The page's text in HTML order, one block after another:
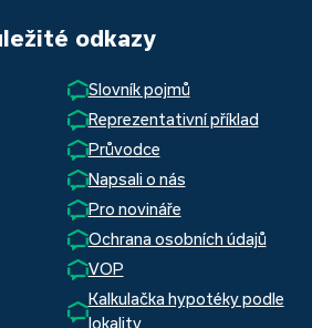
odkazy
Slovník pojmů
Reprezentativní příklad
Průvodce
Napsali o nás
Pro novináře
Ochrana osobních údajů
VOP
Kalkulačka hypotéky podle
lokality